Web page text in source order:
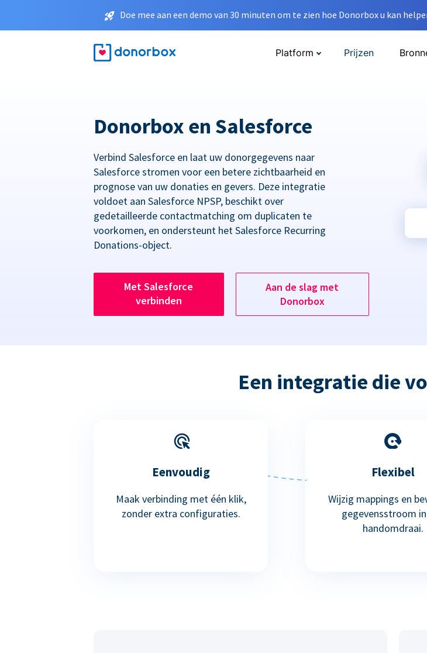
Doe mee aan een demo van 30 minuten om te zien hoe Donorbox u kan
Platform Prijzen
Donorbox en Salesforce
Verbind Salesforce en laat uw donorgegevens naar
Salesforce stromen voor een betere zichtbaarheid en
prognose van uw donaties en gevers. Deze integratie
voldoet aan Salesforce NPSP, beschikt over
gedetailleerde contactmatching om duplicaten te
voorkomen, en ondersteunt het Salesforce Recurring
Donations-object.
Met Salesforce
verbinden
Aan de slag met
Donorbox
Een integratie die
Eenvoudig
Maak verbinding met één klik,
zonder extra configuraties.
Flexibel
Wijzig mappings en
gegevensstroom
handomdraai.